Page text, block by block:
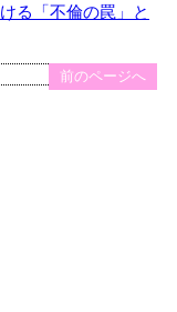
る「不倫の罠」と
前のページへ